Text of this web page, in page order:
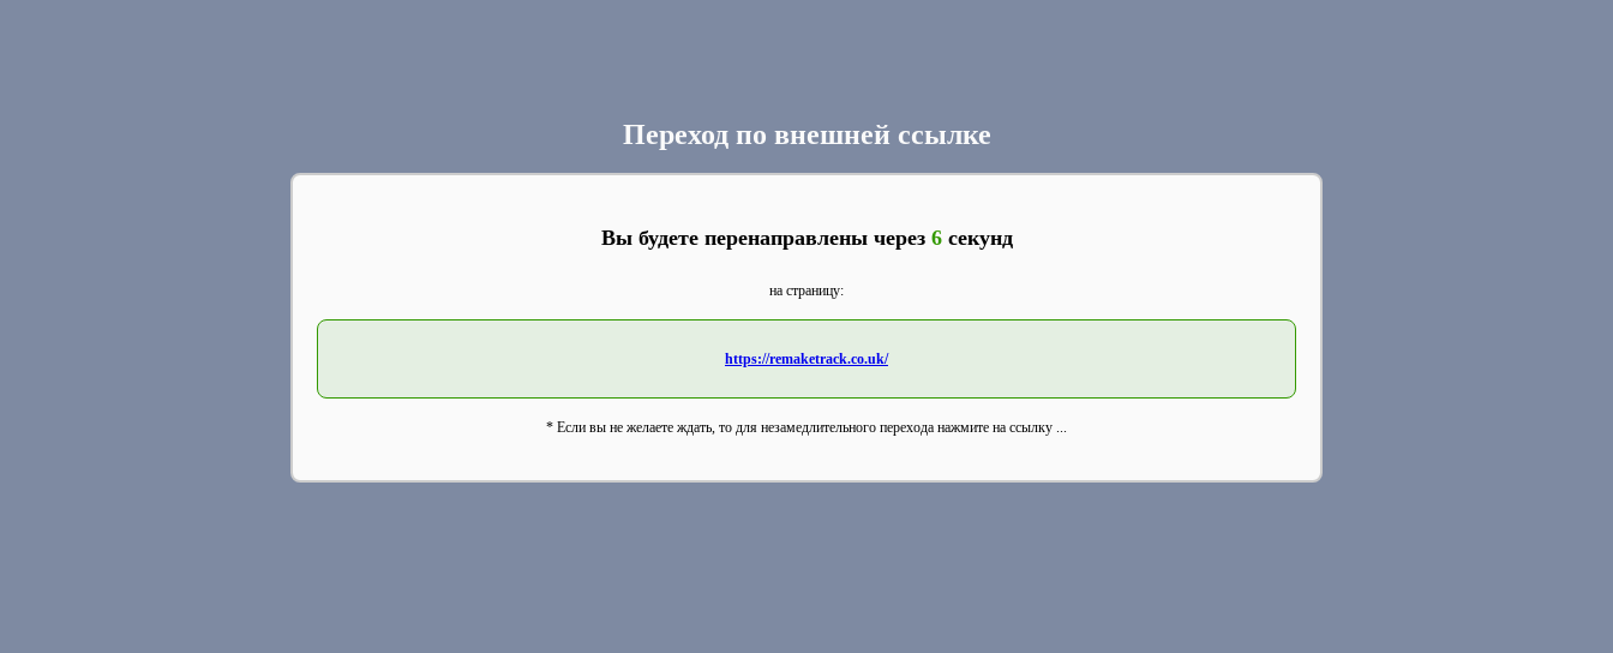
Переход по внешней ссылке
Вы будете перенаправлены через 6секунд
на страницу:
https://remaketrack.co.uk/
* Если вы не желаете ждать, то для незамедлительного перехода нажмите на ссылку ...